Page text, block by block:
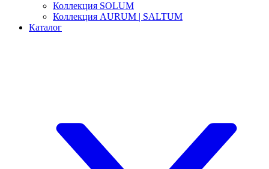
Коллекция SOLUM
Коллекция AURUM | SALTUM
Каталог